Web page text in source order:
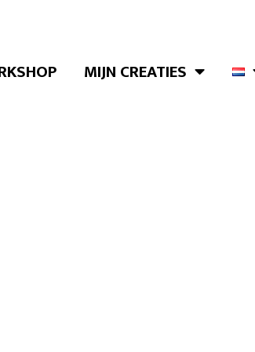
MIJN CREATIES